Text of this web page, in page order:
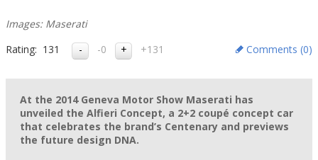
Images: Maserati
Rating: 131 -0 +131 Comments (0)
At the 2014 Geneva Motor Show Maserati has
unveiled the Alfieri Concept, a 2+2 coupé concept car
that celebrates the brand’s Centenary and previews
the future design DNA.